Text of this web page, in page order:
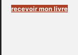
recevoir mon livre